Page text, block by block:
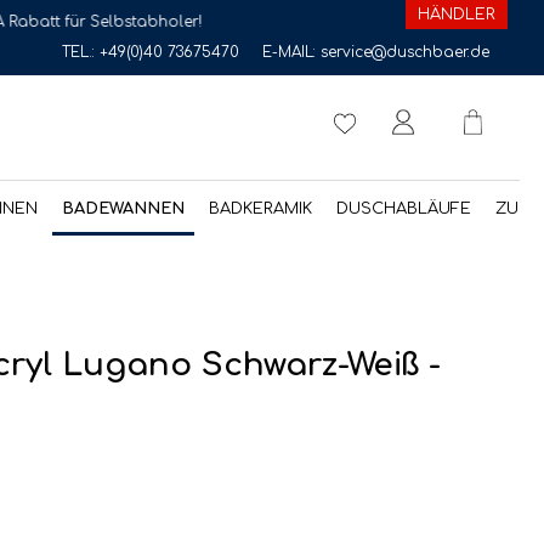
Selbstabholer!
TEL.: +49(0)40 73675470 E-MAIL: service@duschbaer.de
BADEWANNEN BADKERAMIK DUSCHABLÄUFE
Lugano Schwarz-Weiß -
HÄNDLER